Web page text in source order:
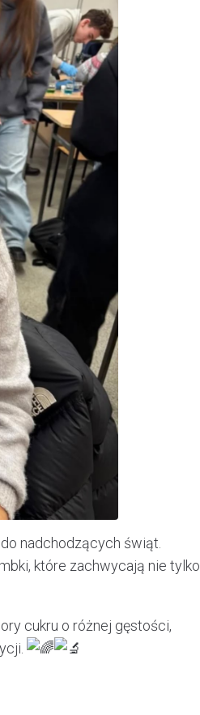
nadchodzących świąt.
które zachwycają nie tylko
cukru o różnej gęstości,